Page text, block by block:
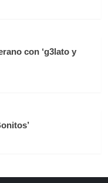
con ‘g3lato y